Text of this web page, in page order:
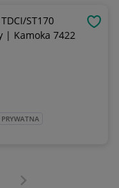
ST170
| Kamoka 7422
Następna strona